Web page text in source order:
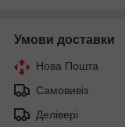
Умови доставки
Нова Пошта
Самовивіз
Делівері